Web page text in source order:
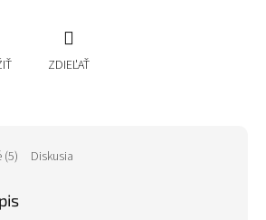
ZDIEĽAŤ
(5) Diskusia